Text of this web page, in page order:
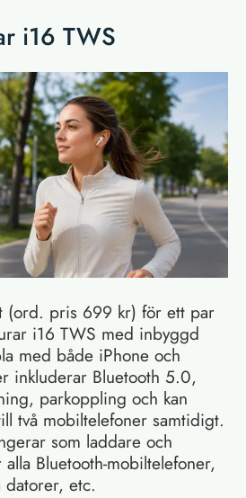
i16 TWS
(ord. pris 699 kr) för ett par
i16 TWS med inbyggd
med både iPhone och
inkluderar Bluetooth 5.0,
parkoppling och kan
två mobiltelefoner samtidigt.
som laddare och
Bluetooth-mobiltelefoner,
etc.